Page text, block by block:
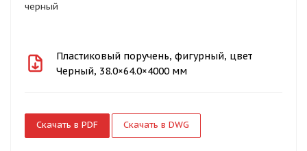
черный
Пластиковый поручень, фигурный, цвет
Черный, 38.0×64.0×4000 мм
Скачать в PDF Скачать в DWG